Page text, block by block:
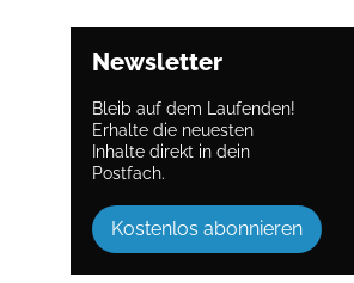
Newsletter
Bleib auf dem Laufenden!
Erhalte die neuesten
Inhalte direkt in dein
Postfach.
Kostenlos abonnieren